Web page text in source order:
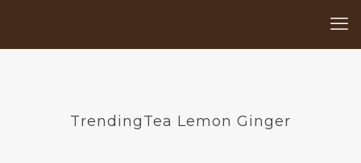
TrendingTea Lemon Ginger